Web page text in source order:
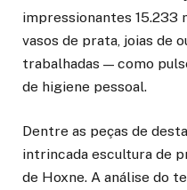
impressionantes 15.233
vasos de prata, joias de
trabalhadas — como
de higiene pessoal.
Dentre as peças de
intrincada escultura de
de Hoxne. A análise do